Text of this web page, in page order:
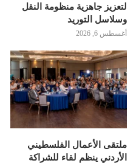
لتعزيز جاهزية منظومة النقل
وسلاسل التوريد
أغسطس 6, 2026
ملتقى الأعمال الفلسطيني
الأردني ينظم لقاء للشراكة